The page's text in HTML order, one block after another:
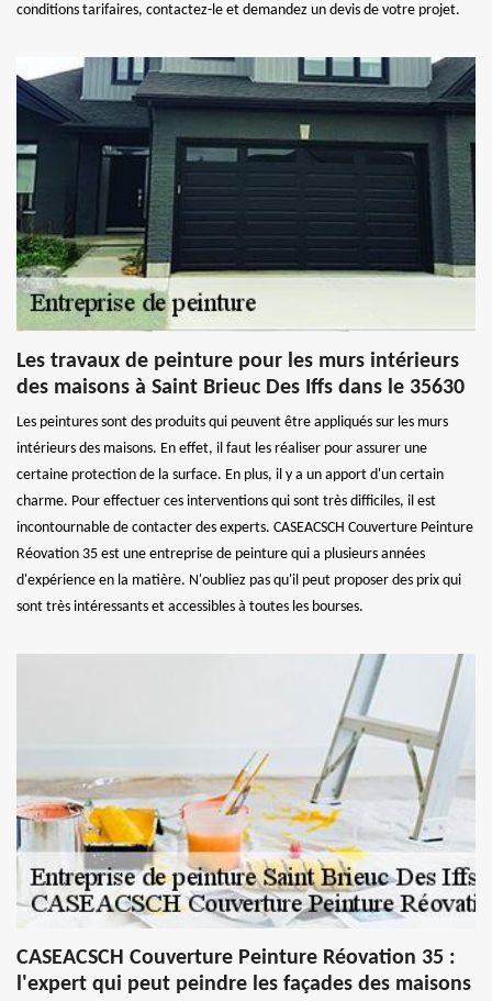
conditions tarifaires, contactez-le et demandez un devis de votre projet.
Les travaux de peinture pour les murs intérieurs
des maisons à Saint Brieuc Des Iffs dans le 35630
Les peintures sont des produits qui peuvent être appliqués sur les murs
intérieurs des maisons. En effet, il faut les réaliser pour assurer une
certaine protection de la surface. En plus, il y a un apport d'un certain
charme. Pour effectuer ces interventions qui sont très difficiles, il est
incontournable de contacter des experts. CASEACSCH Couverture Peinture
Réovation 35 est une entreprise de peinture qui a plusieurs années
d'expérience en la matière. N'oubliez pas qu'il peut proposer des prix qui
sont très intéressants et accessibles à toutes les bourses.
CASEACSCH Couverture Peinture Réovation 35 :
l'expert qui peut peindre les façades des maisons